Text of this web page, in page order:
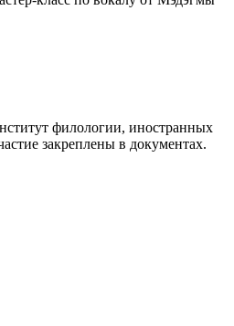
филологии, иностранных
закреплены в документах.